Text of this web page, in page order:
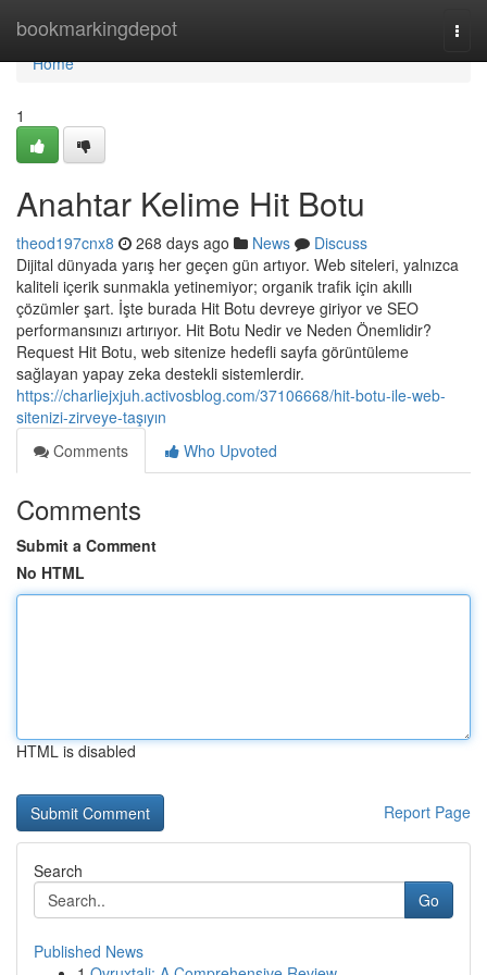
bookmarkingdepot
Home
Home
1
Anahtar Kelime Hit Botu
theod197cnx8 268 days ago News
Discuss
Dijital dünyada yarış her geçen gün artıyor. Web siteleri, yalnızca
kaliteli içerik sunmakla yetinemiyor; organik trafik için akıllı
çözümler şart. İşte burada Hit Botu devreye giriyor ve SEO
performansınızı artırıyor. Hit Botu Nedir ve Neden Önemlidir?
Request Hit Botu, web sitenize hedefli sayfa görüntüleme
sağlayan yapay zeka destekli sistemlerdir.
https://charliejxjuh.activosblog.com/37106668/hit-botu-ile-web-
sitenizi-zirveye-taşıyın
Comments
Who Upvoted
Comments
Submit a Comment
No HTML
HTML is disabled
Report Page
Search
Go
Published News